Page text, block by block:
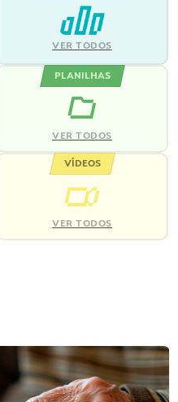
VER TODOS
PLANILHAS
VER TODOS
VÍDEOS
VER TODOS